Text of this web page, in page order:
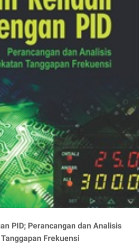
PID; Perancangan dan Analisis
Frekuensi